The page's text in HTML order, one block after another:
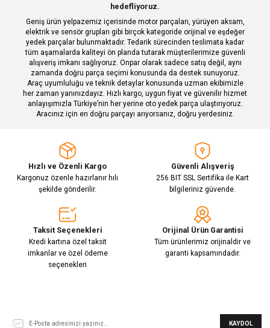
Ürün fiyatı diğer sitelerden daha pahalı.
Bu ürüne benzer farklı alternatifler olmalı.
Gönder
hedefliyoruz.
Geniş ürün yelpazemiz içerisinde motor parçaları, yürüyen aksam,
elektrik ve sensör grupları gibi birçok kategoride orijinal ve eşdeğer
yedek parçalar bulunmaktadır. Tedarik sürecinden teslimata kadar
tüm aşamalarda kaliteyi ön planda tutarak müşterilerimize güvenli
alışveriş imkanı sağlıyoruz. Onpar olarak sadece satış değil, aynı
zamanda doğru parça seçimi konusunda da destek sunuyoruz.
Araç uyumluluğu ve teknik detaylar konusunda uzman ekibimizle
her zaman yanınızdayız. Hızlı kargo, uygun fiyat ve güvenilir hizmet
anlayışımızla Türkiye’nin her yerine oto yedek parça ulaştırıyoruz.
Aracınız için en doğru parçayı arıyorsanız, doğru yerdesiniz.
Hızlı ve Özenli Kargo
Kargonuz özenle hazırlanır hılı
şekilde gönderilir.
Güvenli Alışveriş
256 BIT SSL Sertifika ile Kart
bilgileriniz güvende.
Taksit Seçenekleri
Kredi kartına özel taksit
imkanlar ve özel ödeme
seçenekleri
Orijinal Ürün Garantisi
Tüm ürünlerimiz orijinaldir ve
garanti kapsamındadır.
KAYDOL